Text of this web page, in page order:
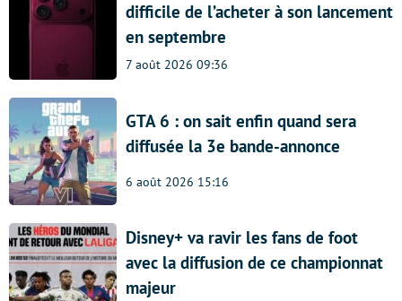
difficile de l’acheter à son lancement
en septembre
7 août 2026 09:36
GTA 6 : on sait enfin quand sera
diffusée la 3e bande-annonce
6 août 2026 15:16
Disney+ va ravir les fans de foot
avec la diffusion de ce championnat
majeur